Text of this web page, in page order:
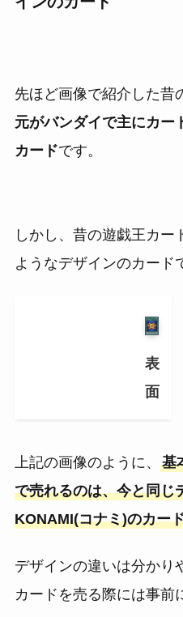
先ほど画像で紹介した昔
元がバンダイで主にカー
カードです。
しかし、昔の遊戯王カー
ようなデザインのカード
表
面
上記の画像のように、 基
で売れるのは、今と同じ
KONAMI(コナミ)のカー
デザインの違いは分かり
カードを売る際には事前